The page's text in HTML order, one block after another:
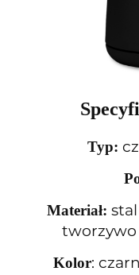
Typ:
Materiał:
tworzywo
Kolor: